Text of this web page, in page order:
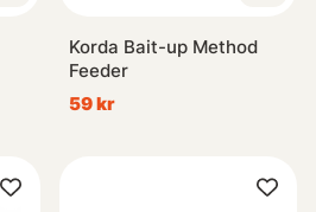
5 stjärnorKorda Bait-up Method
Feeder
59 kr